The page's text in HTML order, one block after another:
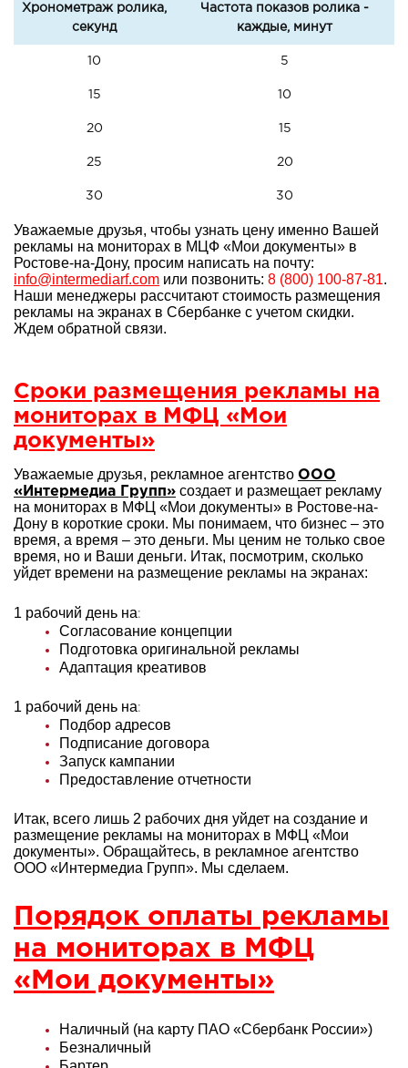
Хронометраж ролика,
секунд
Частота показов ролика -
каждые, минут
10 5
15 10
20 15
25 20
30 30
Уважаемые друзья, чтобы узнать цену именно Вашей
рекламы на мониторах в МЦФ «Мои документы» в
Ростове-на-Дону, просим написать на почту:
info@intermediarf.com или позвонить: 8 (800) 100-87-81.
Наши менеджеры рассчитают стоимость размещения
рекламы на экранах в Сбербанке с учетом скидки.
Ждем обратной связи.
Сроки размещения рекламы на
мониторах в МФЦ «Мои
документы»
Уважаемые друзья, рекламное агентство ООО
«Интермедиа Групп» создает и размещает рекламу
на мониторах в МФЦ «Мои документы» в Ростове-на-
Дону в короткие сроки. Мы понимаем, что бизнес – это
время, а время – это деньги. Мы ценим не только свое
время, но и Ваши деньги. Итак, посмотрим, сколько
уйдет времени на размещение рекламы на экранах:
1 рабочий день на:
Согласование концепции
Подготовка оригинальной рекламы
Адаптация креативов
1 рабочий день на:
Подбор адресов
Подписание договора
Запуск кампании
Предоставление отчетности
Итак, всего лишь 2 рабочих дня уйдет на создание и
размещение рекламы на мониторах в МФЦ «Мои
документы». Обращайтесь, в рекламное агентство
ООО «Интермедиа Групп». Мы сделаем.
Порядок оплаты рекламы
на мониторах в МФЦ
«Мои документы»
Наличный (на карту ПАО «Сбербанк России»)
Безналичный